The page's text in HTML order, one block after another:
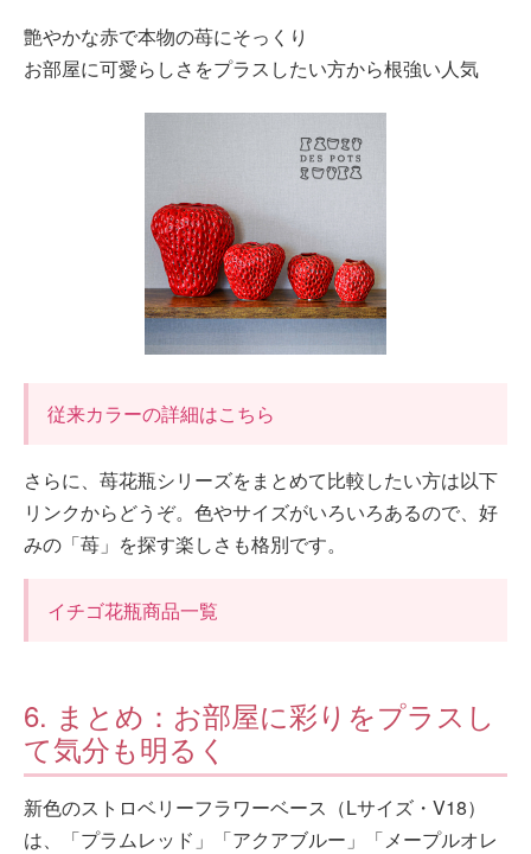
艶やかな赤で本物の苺にそっくり
お部屋に可愛らしさをプラスしたい方から根強い人気
従来カラーの詳細はこちら
さらに、苺花瓶シリーズをまとめて比較したい方は以下
リンクからどうぞ。色やサイズがいろいろあるので、好
みの「苺」を探す楽しさも格別です。
イチゴ花瓶商品一覧
6. まとめ：お部屋に彩りをプラスし
て気分も明るく
新色のストロベリーフラワーベース（Lサイズ・V18）
は、「プラムレッド」「アクアブルー」「メープルオレ